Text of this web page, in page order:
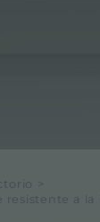
>
resistente a